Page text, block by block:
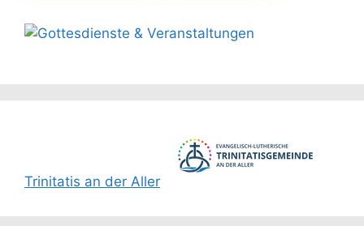
Trinitatis an der Aller